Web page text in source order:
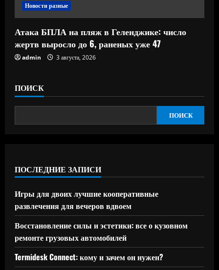
Новости разные
Атака БПЛА на пляж в Геленджике: число
жертв выросло до 6, раненых уже 47
admin 3 августа, 2026
ПОИСК
ПОИСК
ПОСЛЕДНИЕ ЗАПИСИ
Игры для двоих лучшие кооперативные
развлечения для вечеров вдвоем
Восстановление силы и эстетики: все о кузовном
ремонте грузовых автомобилей
Termidesk Connect: кому и зачем он нужен?